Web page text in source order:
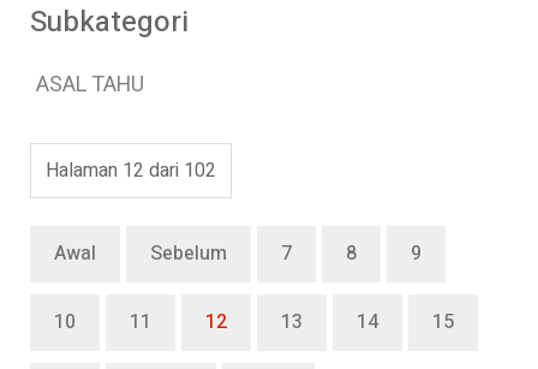
Subkategori
ASAL TAHU
Halaman 12 dari 102
Awal Sebelum 7 8 9
10 11 12 13 14 15